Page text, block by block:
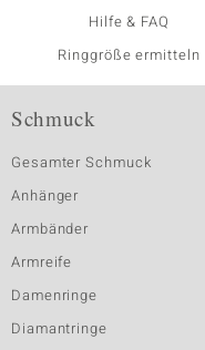
Hilfe & FAQ
Ringgröße ermitteln
Schmuck
Gesamter Schmuck
Anhänger
Armbänder
Armreife
Damenringe
Diamantringe